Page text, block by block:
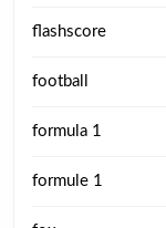
flashscore
football
formula 1
formule 1